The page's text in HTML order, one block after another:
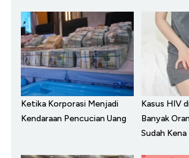
Ketika Korporasi Menjadi
Kendaraan Pencucian Uang
Kasus HIV
Banyak
Sudah Kena